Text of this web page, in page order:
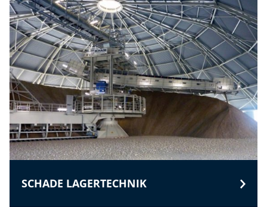
SCHADE LAGERTECHNIK